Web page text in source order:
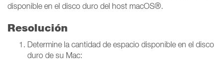
disponible en el disco duro del host macOS®.
Resolución
Determine la cantidad de espacio disponible en el disco
duro de su Mac: